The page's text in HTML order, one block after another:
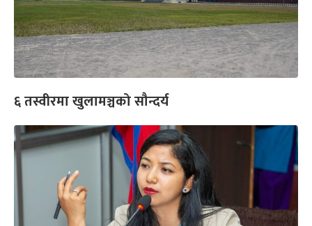
६ तस्वीरमा खुलामञ्चको सौन्दर्य